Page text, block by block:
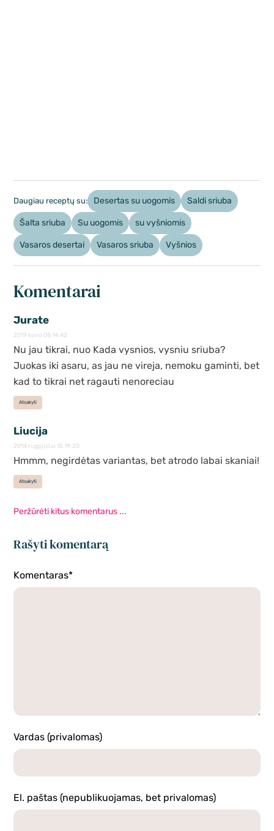
Daugiau receptų su: Desertas su uogomis Saldi sriuba
Šalta sriuba Su uogomis su vyšniomis
Vasaros desertai Vasaros sriuba Vyšnios
Komentarai
Jurate
2019 kovo 08 14:42
Nu jau tikrai, nuo Kada vysnios, vysniu sriuba?
Juokas iki asaru, as jau ne vireja, nemoku gaminti, bet
kad to tikrai net ragauti nenoreciau
Atsakyti
Liucija
2014 rugpjūčio 15 19:20
Hmmm, negirdėtas variantas, bet atrodo labai skaniai!
Atsakyti
Peržūrėti kitus komentarus ...
Rašyti komentarą
Komentaras*
Vardas (privalomas)
El. paštas (nepublikuojamas, bet privalomas)